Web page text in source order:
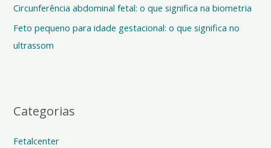
o
r
:
Circunferência abdominal fetal: o que significa na biometria
Feto pequeno para idade gestacional: o que significa no
ultrassom
Categorias
Fetalcenter